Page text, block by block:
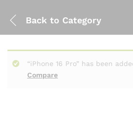
Back to Category
Compare
“iPhone 16 Pro” has been